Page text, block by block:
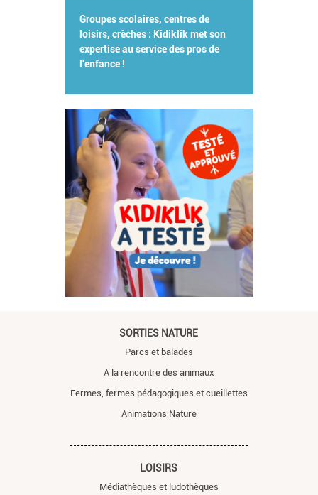
Groupes scolaires, centres de
loisirs, crèches : Kidiklik met son
expertise au service des pros de
l'enfance !
SORTIES NATURE
Parcs et balades
A la rencontre des animaux
Fermes, fermes pédagogiques et cueillettes
Animations Nature
LOISIRS
Médiathèques et ludothèques